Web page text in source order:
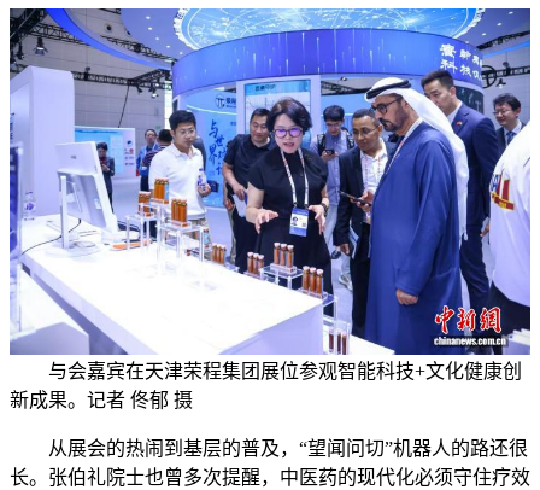
与会嘉宾在天津荣程集团展位参观智能科技+文化健康创
新成果。记者 佟郁 摄
从展会的热闹到基层的普及，“望闻问切”机器人的路还很
长。张伯礼院士也曾多次提醒，中医药的现代化必须守住疗效